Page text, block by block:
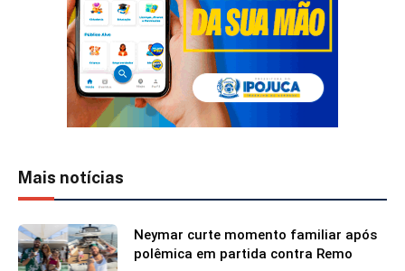
Mais notícias
Neymar curte momento familiar após
polêmica em partida contra Remo